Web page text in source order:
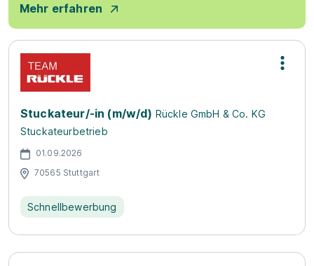
Mehr erfahren
Stuckateur/-in (m/w/d) Rückle GmbH & Co. KG
Stuckateurbetrieb
01.09.2026
70565 Stuttgart
Schnellbewerbung